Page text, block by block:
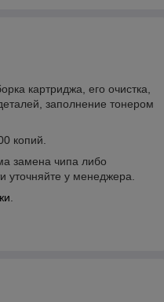
картриджа, его очистка,
заполнение тонером
копий.
замена чипа либо
уточняйте у менеджера.